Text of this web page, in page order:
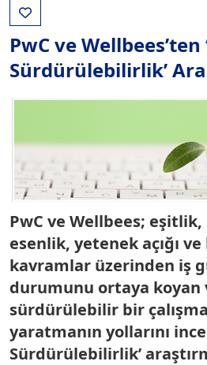
PwC ve
Sürdürülebilirlik’
PwC ve Wellbees; eşitlik,
esenlik, yetenek açığı ve
kavramlar üzerinden iş
durumunu ortaya koyan
sürdürülebilir bir
yaratmanın yollarını
Sürdürülebilirlik’